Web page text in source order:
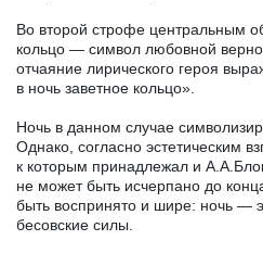
Во второй строфе центральным
кольцо — символ любовной
отчаяние лирического героя
в ночь заветное кольцо».
Ночь в данном случае
Однако, согласно эстетическим
к которым принадлежал и
не может быть исчерпано до
быть воспринято и шире: ночь —
бесовские силы.